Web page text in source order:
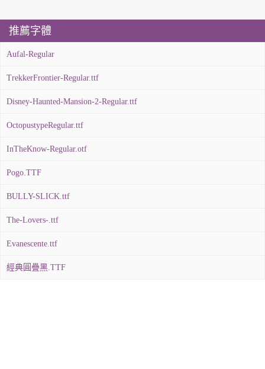
推薦字體
Aufal-Regular
TrekkerFrontier-Regular.ttf
Disney-Haunted-Mansion-2-Regular.ttf
OctopustypeRegular.ttf
InTheKnow-Regular.otf
Pogo.TTF
BULLY-SLICK.ttf
The-Lovers-.ttf
Evanescente.ttf
經典圓疊黑.TTF